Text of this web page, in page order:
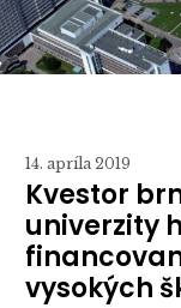
14. apríla 2019
Kvestor
univerzity
vysokých